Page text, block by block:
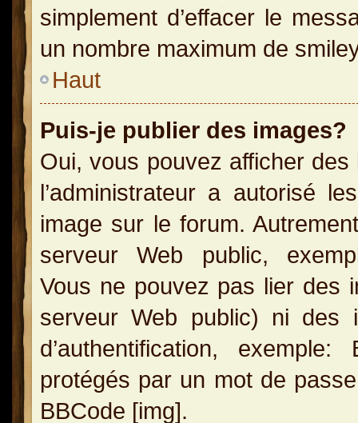
simplement d’effacer le
un nombre maximum de
Haut
Puis-je publier des images?
Oui, vous pouvez afficher
l’administrateur a autorisé
image sur le forum.
serveur Web public,
Vous ne pouvez pas lier des
serveur Web public) ni des
d’authentification,
protégés par un mot de
BBCode [img].